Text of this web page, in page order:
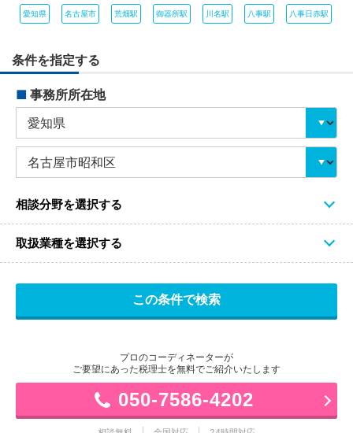
愛知県 名古屋市 荒畑駅 御器所駅 川名駅 八事駅 八事日赤駅
条件を指定する
■ 事務所所在地
相談分野を選択する
取扱業種を選択する
プロのコーディネーターが
ご要望にあった税理士を無料でご紹介いたします
050-7586-4202